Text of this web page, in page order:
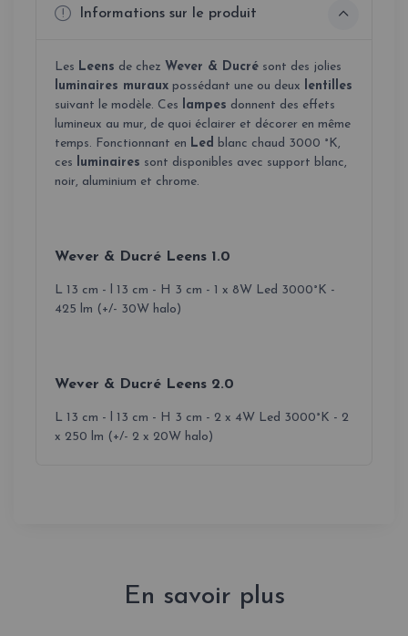
Informations sur le produit
Les Leens de chez Wever & Ducré sont des jolies
luminaires muraux possédant une ou deux
lentilles
suivant le modèle. Ces
lampes donnent des effets
lumineux au mur, de quoi éclairer et décorer en même
temps. Fonctionnant en Led blanc chaud 3000 °K,
ces
luminaires sont disponibles avec support blanc,
noir, aluminium et chrome.
Wever & Ducré Leens 1.0
L 13 cm - l 13 cm - H 3 cm - 1 x 8W Led 3000°K -
425 lm (+/- 30W halo)
Wever & Ducré Leens 2.0
L 13 cm - l 13 cm - H 3 cm - 2 x 4W Led 3000°K - 2
x 250 lm (+/- 2 x 20W halo)
En savoir plus